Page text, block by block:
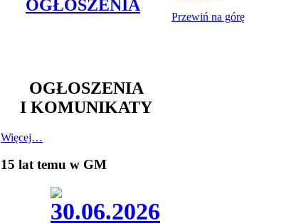
OGŁOSZENIA
I KOMUNIKATY
Więcej…
15 lat temu w GM
Przewiń na górę